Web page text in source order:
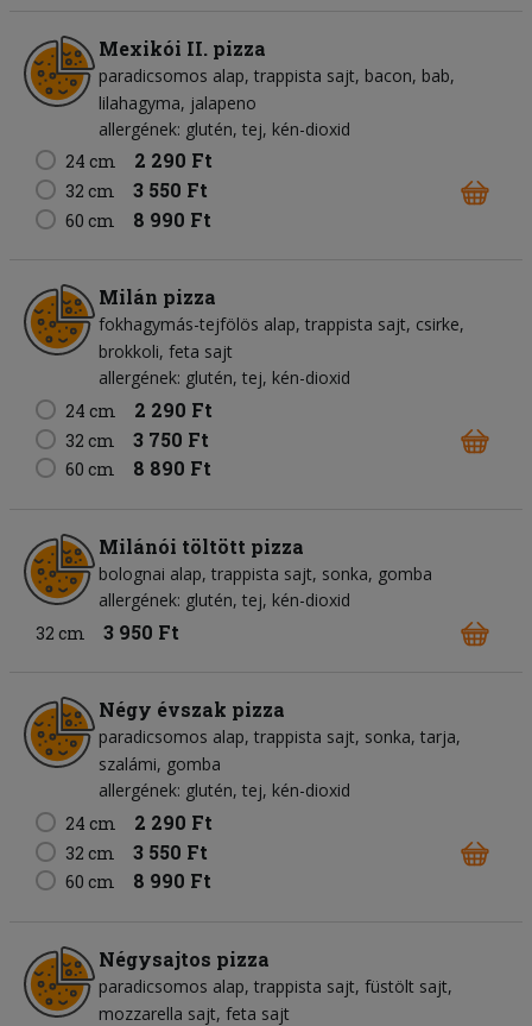
Mexikói II. pizza
paradicsomos alap trappista sajt bacon bab
lilahagyma jalapeno
allergének: glutén, tej, kén-dioxid
24 cm
2 290 Ft
32 cm 3 550 Ft
60 cm 8 990 Ft
Milán pizza
fokhagymás-tejfölös alap trappista sajt csirke
brokkoli feta sajt
allergének: glutén, tej, kén-dioxid
24 cm
2 290 Ft
32 cm 3 750 Ft
60 cm 8 890 Ft
Milánói töltött pizza
bolognai alap trappista sajt sonka gomba
allergének: glutén, tej, kén-dioxid
32 cm
3 950 Ft
Négy évszak pizza
paradicsomos alap trappista sajt sonka tarja
szalámi gomba
allergének: glutén, tej, kén-dioxid
24 cm
2 290 Ft
32 cm 3 550 Ft
60 cm 8 990 Ft
Négysajtos pizza
paradicsomos alap trappista sajt füstölt sajt
mozzarella sajt feta sajt